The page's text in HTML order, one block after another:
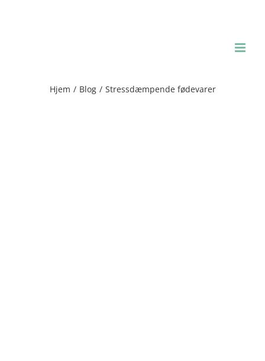
Hjem / Blog / Stressdæmpende fødevarer